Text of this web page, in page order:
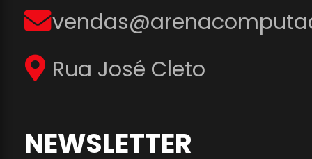
Rua José Cleto
NEWSLETTER